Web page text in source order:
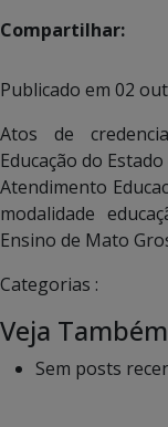
Compartilhar:
Publicado em 02
Atos de
Educação do
Atendimento
modalidade
Ensino de Mato
Categorias :
Veja Também
Sem posts